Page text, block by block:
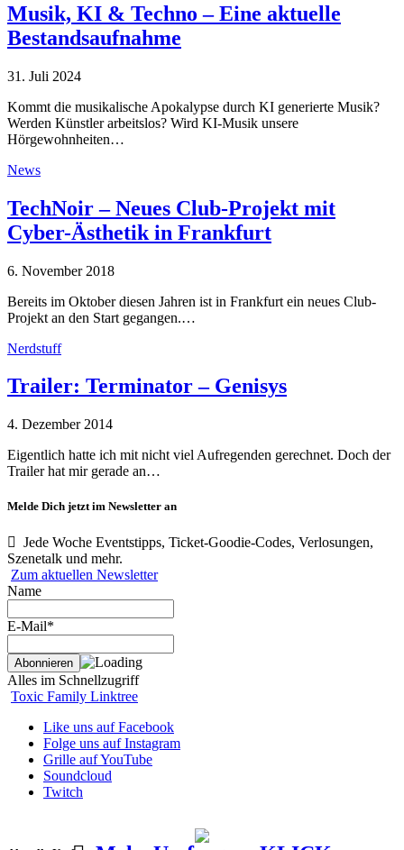
Musik, KI & Techno – Eine aktuelle
Bestandsaufnahme
31. Juli 2024
Kommt die musikalische Apokalypse durch KI generierte Musik?
Werden Künstler arbeitslos? Wird KI-Musik unsere
Hörgewohnheiten…
News
TechNoir – Neues Club-Projekt mit
Cyber-Ästhetik in Frankfurt
6. November 2018
Bereits im Oktober diesen Jahren ist in Frankfurt ein neues Club-
Projekt an den Start gegangen.…
Nerdstuff
Trailer: Terminator – Genisys
4. Dezember 2014
Eigentlich hatte ich mit nicht viel Aufregenden gerechnet. Doch der
Trailer hat mir gerade an…
Melde Dich jetzt im Newsletter an
Jede Woche Eventstipps, Ticket-Goodie-Codes, Verlosungen,
Szenetalk und mehr.
Zum aktuellen Newsletter
Name
E-Mail*
Alles im Schnellzugriff
Toxic Family Linktree
Like uns auf Facebook
Folge uns auf Instagram
Grille auf YouTube
Soundcloud
Twitch